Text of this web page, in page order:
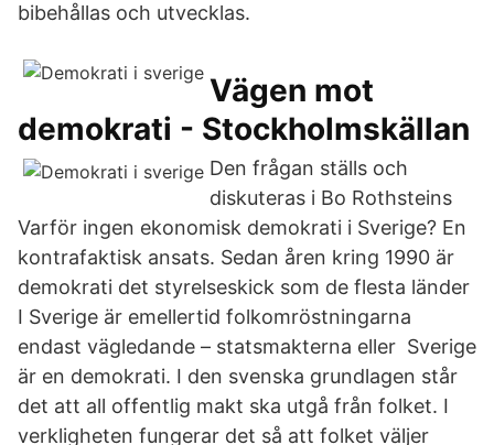
bibehållas och utvecklas.
Vägen mot
demokrati - Stockholmskällan
Den frågan ställs och
diskuteras i Bo Rothsteins
Varför ingen ekonomisk demokrati i Sverige? En
kontrafaktisk ansats. Sedan åren kring 1990 är
demokrati det styrelseskick som de flesta länder
I Sverige är emellertid folkomröstningarna
endast vägledande – statsmakterna eller Sverige
är en demokrati. I den svenska grundlagen står
det att all offentlig makt ska utgå från folket. I
verkligheten fungerar det så att folket väljer